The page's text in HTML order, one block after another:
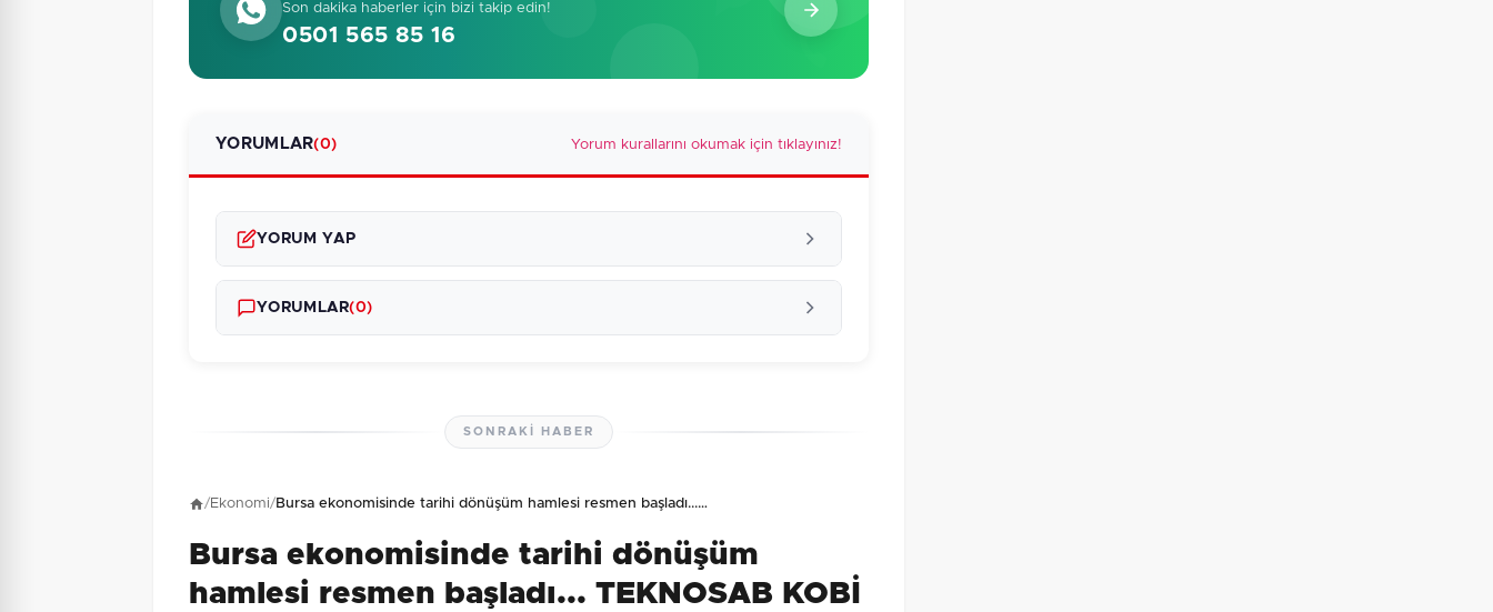
Son dakika haberler için bizi takip edin!
0501 565 85 16
YORUMLAR(0) Yorum kurallarını okumak için tıklayınız!
YORUM YAP
Güvenlik Sorusu: 7 + 8 = ? Gönder
YORUMLAR(0)
SONRAKI HABER
/Ekonomi/Bursa ekonomisinde tarihi dönüşüm hamlesi resmen başladı...…
Bursa ekonomisinde tarihi dönüşüm
hamlesi resmen başladı... TEKNOSAB KOBİ